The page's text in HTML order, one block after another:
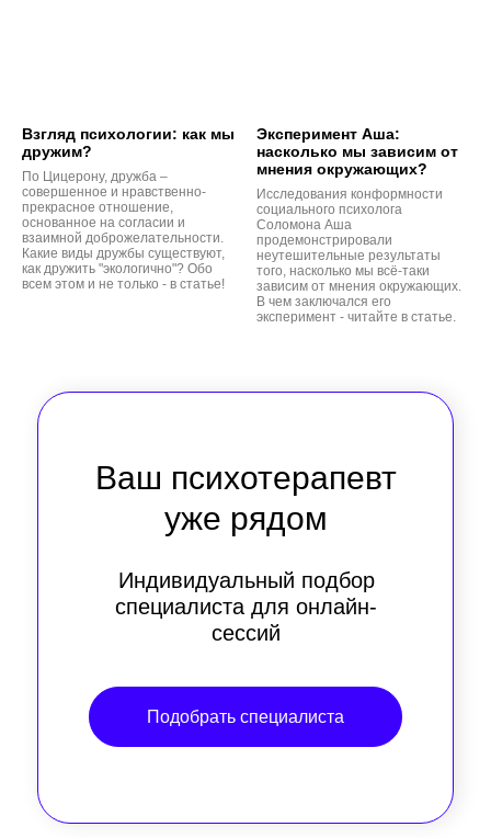
Взгляд психологии: как мы
дружим?
По Цицерону, дружба –
совершенное и нравственно-
прекрасное отношение,
основанное на согласии и
взаимной доброжелательности.
Какие виды дружбы существуют,
как дружить "экологично"? Обо
всем этом и не только - в статье!
Эксперимент Аша:
насколько мы зависим от
мнения окружающих?
Исследования конформности
социального психолога
Соломона Аша
продемонстрировали
неутешительные результаты
того, насколько мы всё-таки
зависим от мнения окружающих.
В чем заключался его
эксперимент - читайте в статье.
Ваш психотерапевт
уже рядом
Индивидуальный подбор
специалиста для онлайн-
сессий
Подобрать специалиста